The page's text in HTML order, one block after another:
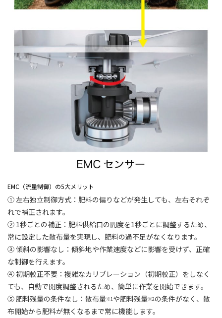
EMC（流量制御）の5大メリット
① 左右独立制御方式：肥料の偏りなどが発生しても、左右それぞ
れで補正されます。
② 1秒ごとの補正：肥料供給口の開度を1秒ごとに調整するため、
常に設定した散布量を実現し、肥料の過不足がなくなります。
③ 傾斜の影響なし：傾斜地や作業速度などに影響を受けず、正確
な制御を行えます。
④ 初期較正不要：複雑なカリブレーション（初期較正）をしなく
ても、自動で開度調整されるため、簡単に作業を開始できます。
⑤ 肥料残量の条件なし：散布量※1や肥料残量※2の条件がなく、散
布開始から肥料が無くなるまで常に機能します。